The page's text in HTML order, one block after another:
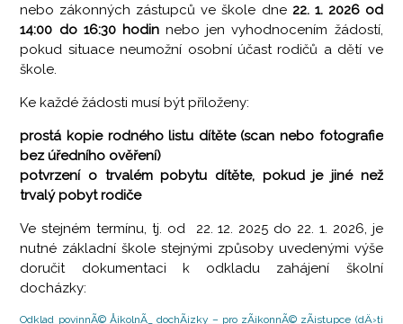
nebo zákonných zástupců ve škole dne 22. 1. 2026 od
14:00 do 16:30 hodinnebo jen vyhodnocením žádostí,
pokud situace neumožní osobní účast rodičů a dětí ve
škole.
Ke každé žádosti musí být přiloženy:
prostá kopie rodného listu dítěte (scan nebo fotografie
bez úředního ověření)
potvrzení o trvalém pobytu dítěte, pokud je jiné než
trvalý pobyt rodiče
Ve stejném termínu, tj. od 22. 12. 2025 do 22. 1. 2026, je
nutné základní škole stejnými způsoby uvedenými výše
doručit dokumentaci k odkladu zahájení školní
docházky:
Odklad povinnÃ© Å¡kolnÃ_ dochÃ¡zky – pro zÃ¡konnÃ© zÃ¡stupce (dÄ›ti